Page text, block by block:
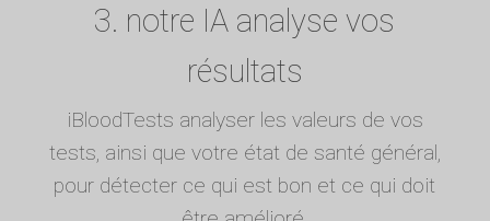
3. notre IA analyse vos
résultats
iBloodTests analyser les valeurs de vos
tests, ainsi que votre état de santé général,
pour détecter ce qui est bon et ce qui doit